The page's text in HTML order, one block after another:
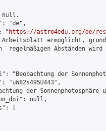
"de",
"
https://astro4edu.org/de/
ermöglicht,
regelmäßigen Abständen
"Beobachtung der
"uW82s495U443",
der Sonnenphotosphäre
null,
[